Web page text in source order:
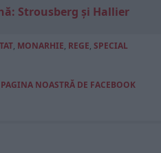
Strousberg și Hallier
, MONARHIE, REGE, SPECIAL
PAGINA NOASTRĂ DE FACEBOOK